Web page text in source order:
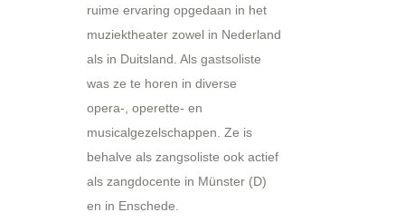
ruime ervaring opgedaan in het
muziektheater zowel in Nederland
als in Duitsland. Als gastsoliste
was ze te horen in diverse
opera-, operette- en
musicalgezelschappen. Ze is
behalve als zangsoliste ook actief
als zangdocente in Münster (D)
en in Enschede.